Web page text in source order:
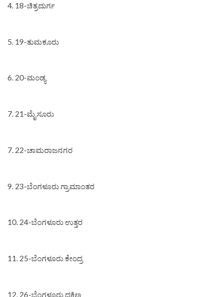
4. 18-ಚಿತ್ರದುರ್ಗ
5. 19-ತುಮಕೂರು
6. 20-ಮಂಡ್ಯ
7. 21-ಮೈಸೂರು
7. 22-ಚಾಮರಾಜನಗರ
9. 23-ಬೆಂಗಳೂರು ಗ್ರಾಮಾಂತರ
10. 24-ಬೆಂಗಳೂರು ಉತ್ತರ
11. 25-ಬೆಂಗಳೂರು ಕೇಂದ್ರ
12. 26-ಬೆಂಗಳೂರು ದಕ್ಷಿಣ